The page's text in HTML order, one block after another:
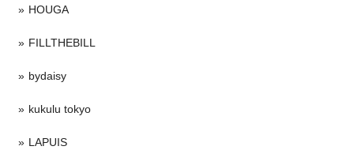
HOUGA
FILLTHEBILL
bydaisy
kukulu tokyo
LAPUIS